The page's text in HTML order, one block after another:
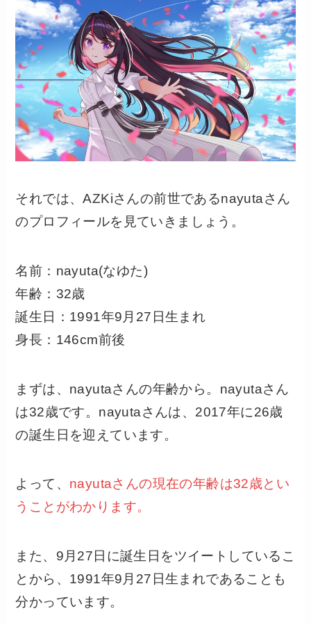
それでは、AZKiさんの前世であるnayutaさん
のプロフィールを見ていきましょう。
名前：nayuta(なゆた)
年齢：32歳
誕生日：1991年9月27日生まれ
身長：146cm前後
まずは、nayutaさんの年齢から。nayutaさん
は32歳です。nayutaさんは、2017年に26歳
の誕生日を迎えています。
よって、 nayutaさんの現在の年齢は32歳とい
うことがわかります。
また、9月27日に誕生日をツイートしているこ
とから、1991年9月27日生まれであることも
分かっています。